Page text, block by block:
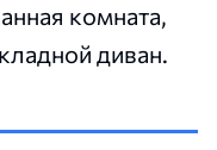
комната,
диван.